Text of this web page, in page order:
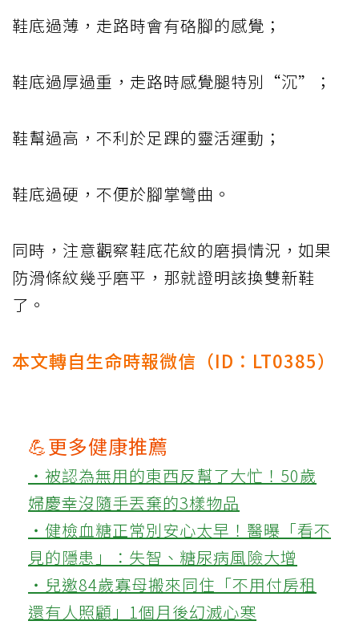
鞋底過薄，走路時會有硌腳的感覺；
鞋底過厚過重，走路時感覺腿特別“沉”；
鞋幫過高，不利於足踝的靈活運動；
鞋底過硬，不便於腳掌彎曲。
同時，注意觀察鞋底花紋的磨損情況，如果
防滑條紋幾乎磨平，那就證明該換雙新鞋
了。
本文轉自生命時報微信（ID：LT0385）
💪更多健康推薦
‧被認為無用的東西反幫了大忙！50歲
婦慶幸沒隨手丟棄的3樣物品
‧健檢血糖正常別安心太早！醫曝「看不
見的隱患」：失智、糖尿病風險大增
‧兒邀84歲寡母搬來同住「不用付房租
還有人照顧」1個月後幻滅心寒